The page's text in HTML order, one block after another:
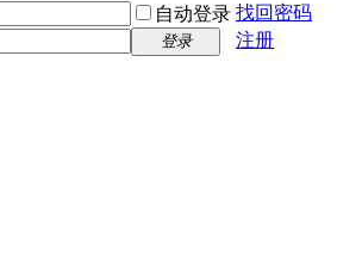
自动登录 找回密码
登录 注册